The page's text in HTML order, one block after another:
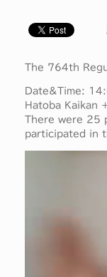
The 764th
Date&Time:
Hatoba Kaikan
There were
participated in